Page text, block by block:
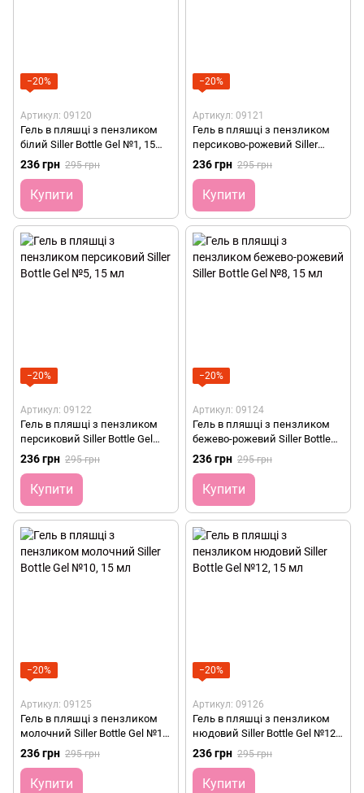
−20%
Артикул: 09120
Гель в пляшці з пензликом
білий Siller Bottle Gel №1, 15
мл
236 грн 295 грн
Купити
−20%
Артикул: 09121
Гель в пляшці з пензликом
персиково-рожевий Siller
Bottle Gel №3, 15 мл
236 грн 295 грн
Купити
−20%
Артикул: 09122
Гель в пляшці з пензликом
персиковий Siller Bottle Gel
№5, 15 мл
236 грн 295 грн
Купити
−20%
Артикул: 09124
Гель в пляшці з пензликом
бежево-рожевий Siller Bottle
Gel №8, 15 мл
236 грн 295 грн
Купити
−20%
Артикул: 09125
Гель в пляшці з пензликом
молочний Siller Bottle Gel №10,
15 мл
236 грн 295 грн
Купити
−20%
Артикул: 09126
Гель в пляшці з пензликом
нюдовий Siller Bottle Gel №12,
15 мл
236 грн 295 грн
Купити